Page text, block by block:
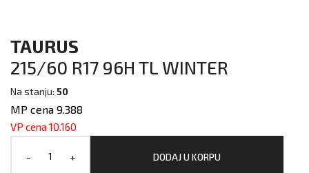
TAURUS
215/60 R17 96H TL WINTER
Na stanju: 50
MP cena 9.388
VP cena 10.160
- + DODAJ U KORPU